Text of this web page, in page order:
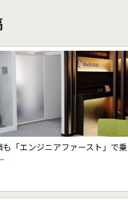
も「エンジニアファースト」で